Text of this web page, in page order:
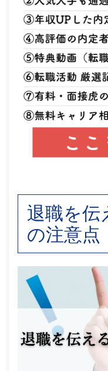
退職を伝
の注意点